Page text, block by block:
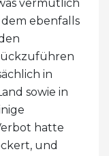
vermutlich
ebenfalls
in
sowie in
hatte
und